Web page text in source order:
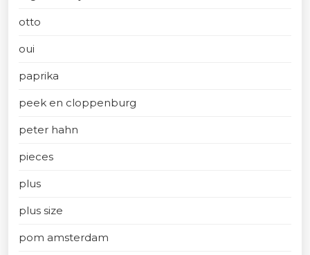
otto
oui
paprika
peek en cloppenburg
peter hahn
pieces
plus
plus size
pom amsterdam